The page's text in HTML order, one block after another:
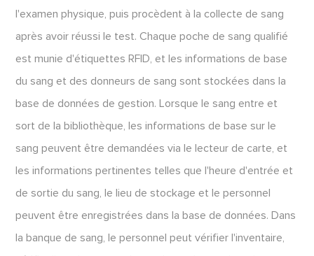
l'examen physique, puis procèdent à la collecte de sang
après avoir réussi le test. Chaque poche de sang qualifié
est munie d'étiquettes RFID, et les informations de base
du sang et des donneurs de sang sont stockées dans la
base de données de gestion. Lorsque le sang entre et
sort de la bibliothèque, les informations de base sur le
sang peuvent être demandées via le lecteur de carte, et
les informations pertinentes telles que l'heure d'entrée et
de sortie du sang, le lieu de stockage et le personnel
peuvent être enregistrées dans la base de données. Dans
la banque de sang, le personnel peut vérifier l'inventaire,